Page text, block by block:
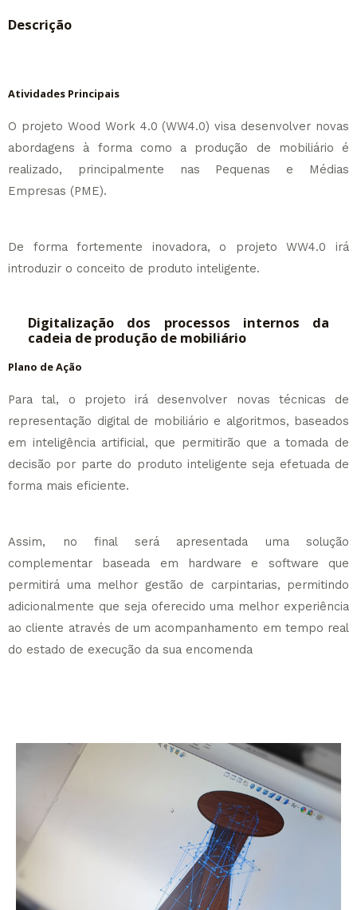
Descrição
Atividades Principais
O projeto Wood Work 4.0 (WW4.0) visa desenvolver novas
abordagens à forma como a produção de mobiliário é
realizado, principalmente nas Pequenas e Médias
Empresas (PME).
De forma fortemente inovadora, o projeto WW4.0 irá
introduzir o conceito de produto inteligente.
Digitalização dos processos internos da
cadeia de produção de mobiliário
Plano de Ação
Para tal, o projeto irá desenvolver novas técnicas de
representação digital de mobiliário e algoritmos, baseados
em inteligência artificial, que permitirão que a tomada de
decisão por parte do produto inteligente seja efetuada de
forma mais eficiente.
Assim, no final será apresentada uma solução
complementar baseada em hardware e software que
permitirá uma melhor gestão de carpintarias, permitindo
adicionalmente que seja oferecido uma melhor experiência
ao cliente através de um acompanhamento em tempo real
do estado de execução da sua encomenda